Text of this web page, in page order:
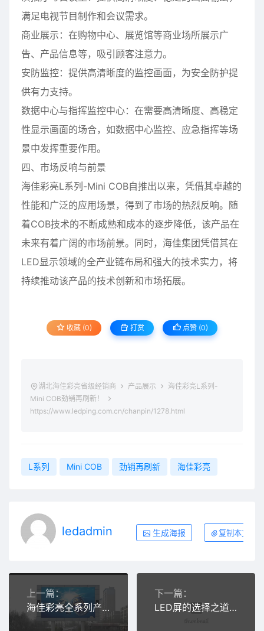
满足电视节目制作和会议需求。
商业展示：在购物中心、展览馆等商业场所展示广
告、产品信息等，吸引顾客注意力。
安防监控：提供高清晰度的监控画面，为安全防护提
供有力支持。
数据中心与指挥监控中心：在需要高清晰度、高稳定
性显示画面的场合，如数据中心监控、应急指挥等场
景中发挥重要作用。
四、市场反响与前景
海佳彩亮L系列-Mini COB自推出以来，凭借其卓越的
性能和广泛的应用场景，得到了市场的热烈反响。随
着COB技术的不断成熟和成本的逐步降低，该产品在
未来有着广阔的市场前景。同时，海佳集团凭借其在
LED显示领域的全产业链布局和强大的技术实力，将
持续推动该产品的技术创新和市场拓展。
收藏 (0) 打赏 点赞 (0)
湖北海佳彩亮省级经销商 产品展示
海佳彩亮L系列-
Mini COB劲销再刷新！
https://www.ledping.com.cn/chanpin/1278.html
L系列 Mini COB 劲销再刷新 海佳彩亮
ledadmin 生成海报 复制本文链接
上一篇：
海佳彩亮全系列产品矩阵
下一篇：
LED屏的选择之道：点亮你的餐饮空间